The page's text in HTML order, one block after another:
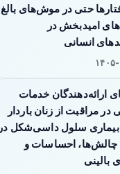
حتی در موش‌های بالغ
امیدبخش در
انسانی
۱۶
ارائه‌دهندگان خدمات
در مراقبت از زنان باردار
بیماری سلول داسی‌شکل در
چالش‌ها، احساسات و
بالینی